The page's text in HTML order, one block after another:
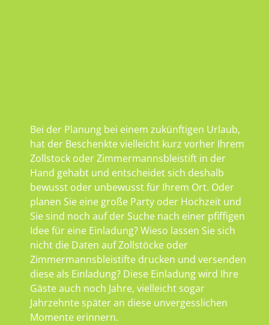
Bei der Planung bei einem zukünftigen Urlaub,
hat der Beschenkte vielleicht kurz vorher Ihrem
Zollstock oder Zimmermannsbleistift in der
Hand gehabt und entscheidet sich deshalb
bewusst oder unbewusst für Ihrem Ort. Oder
planen Sie eine große Party oder Hochzeit und
Sie sind noch auf der Suche nach einer pfiffigen
Idee für eine Einladung? Wieso lassen Sie sich
nicht die Daten auf Zollstöcke oder
Zimmermannsbleistifte drucken und versenden
diese als Einladung? Diese Einladung wird Ihre
Gäste auch noch Jahre, vielleicht sogar
Jahrzehnte später an diese unvergesslichen
Momente erinnern.